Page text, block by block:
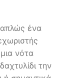
απλώς ένα
νότα
την